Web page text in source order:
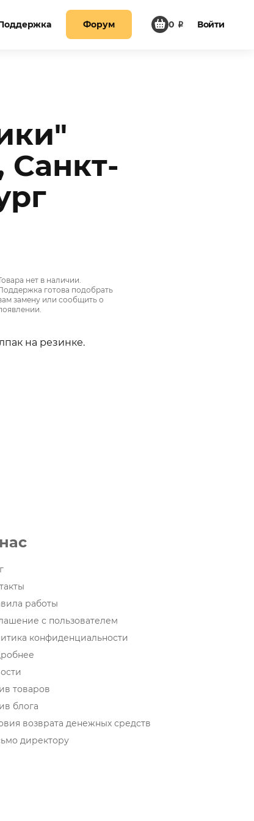
Форум 0 ₽ Войти
Санкт-
нет в наличии.
готова подобрать
замену или сообщить о
на резинке.
работы
с пользователем
конфиденциальности
товаров
блога
возврата денежных средств
директору